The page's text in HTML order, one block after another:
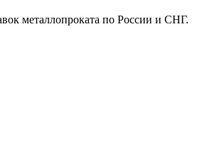
металлопроката по России и СНГ.